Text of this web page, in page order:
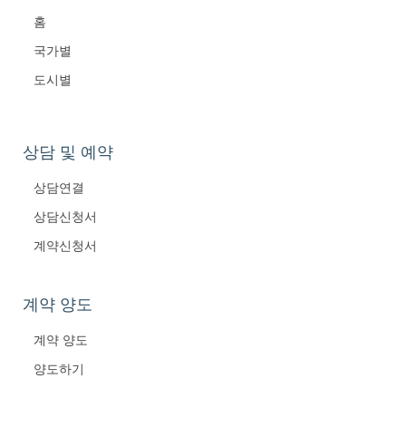
홈
국가별
도시별
상담 및 예약
상담연결
상담신청서
계약신청서
계약 양도
계약 양도
양도하기